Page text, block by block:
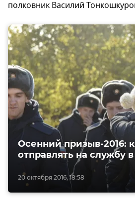
полковник Василий
20 октября 2016, 18:58
Осенний призыв-2016:
отправлять на службу